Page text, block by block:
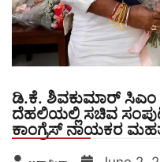
​ಡಿ.ಕೆ. ಶಿವಕುಮಾರ್ ಸಿಎಂ
ದೆಹಲಿಯಲ್ಲಿ ಸಚಿವ
ಕಾಂಗ್ರೆಸ್ ನಾಯಕರ